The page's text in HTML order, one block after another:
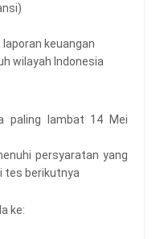
keuangan
wilayah Indonesia
paling lambat 14 Mei
persyaratan yang
tes berikutnya
ke: